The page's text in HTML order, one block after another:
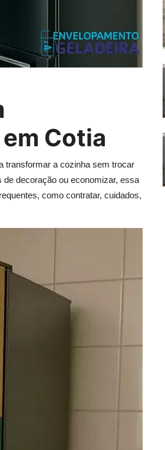
Cotia
transformar a cozinha sem trocar
decoração ou economizar, essa
como contratar, cuidados,